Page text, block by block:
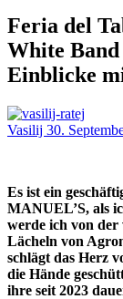
Feria del
White
Einblicke
Vasilij 30.
Es ist ein
MANUEL’S, als
werde ich von der
Lächeln von
schlägt das Herz
die Hände
ihre seit 2023